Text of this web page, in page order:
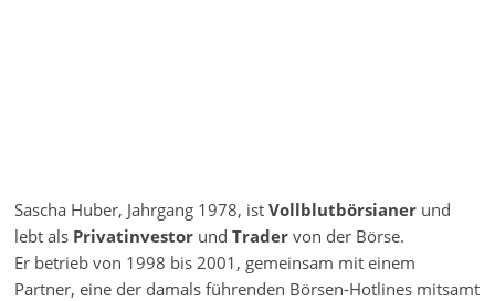
Sascha Huber, Jahrgang 1978, istVollblutbörsianer und
lebt als Privatinvestor undTrader von der Börse.
Er betrieb von 1998 bis 2001, gemeinsam mit einem
Partner, eine der damals führenden Börsen-Hotlines mitsamt